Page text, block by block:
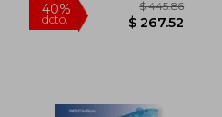
Inglés)